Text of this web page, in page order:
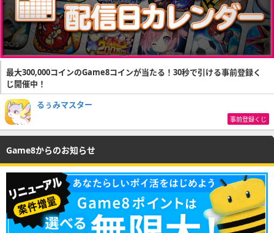
最大300,000コインのGame8コインが当たる！30秒で引ける事前登録く
じ開催中！
るぅみマスター
事前登録くじ
Game8からのお知らせ